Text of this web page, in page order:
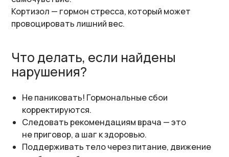
Не паниковать! Гормональные сбои
корректируются.
Поддерживать тело через питание, движение
и заботу о себе.
Не винить себя! Ты не «виновата» в своём весе,
если у тебя есть гормональные особенности.
Главное — здоровье, а не
цифры на весах!